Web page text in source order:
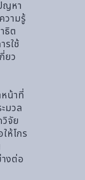
ญหา
วามรู้
ธิต
รใช้
ยว
น้าที่
มวล
จัย
ห้โกร
งต่อ